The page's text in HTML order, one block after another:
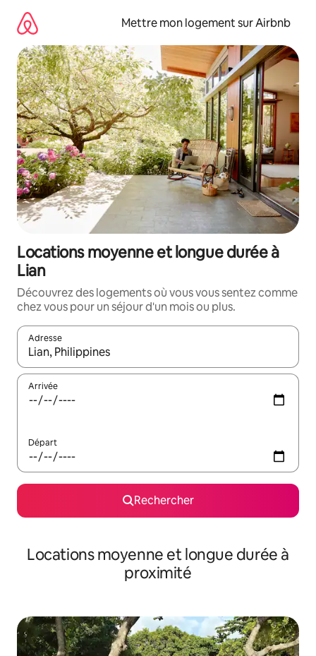
directement
contenu
Mettre mon logement sur Airbnb
Locations moyenne et longue durée à
Lian
Découvrez des logements où vous vous sentez comme
chez vous pour un séjour d'un mois ou plus.
Adresse
Lorsque les résultats s'affichent, utilisez les flèches vers le
Arrivée
Départ
Rechercher
Locations moyenne et longue durée à
proximité